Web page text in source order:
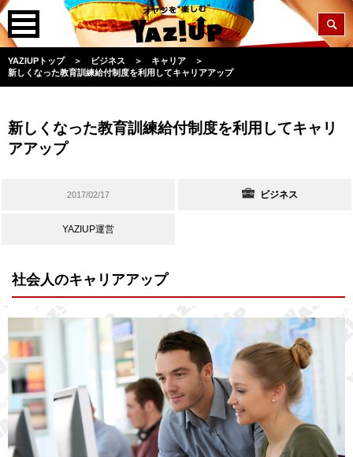
YAZIUPトップ ＞ ビジネス ＞ キャリア
＞
新しくなった教育訓練給付制度を利用してキャリアアップ
新しくなった教育訓練給付制度を利用してキャリ
アアップ
2017/02/17 ビジネス
YAZIUP運営
社会人のキャリアアップ